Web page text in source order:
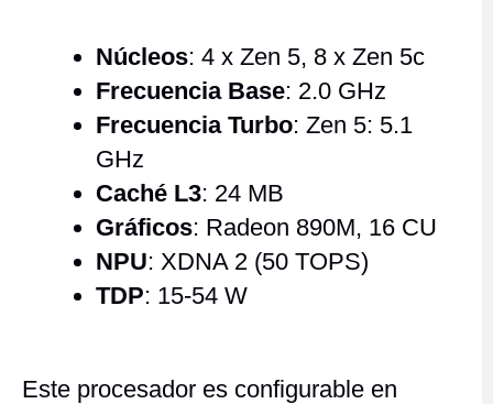
Núcleos: 4 x Zen 5, 8 x Zen 5c
Frecuencia Base: 2.0 GHz
Frecuencia Turbo: Zen 5: 5.1
GHz
Caché L3: 24 MB
Gráficos: Radeon 890M, 16 CU
NPU: XDNA 2 (50 TOPS)
TDP: 15-54 W
Este procesador es configurable en